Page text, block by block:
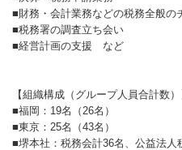
■財務・会計業務などの税務全般の
■税務署の調査立ち会い
■経営計画の支援 など
【組織構成（グループ人員合計数）
■福岡：19名（26名）
■東京：25名（43名）
■堺本社：税務会計36名、公益法人